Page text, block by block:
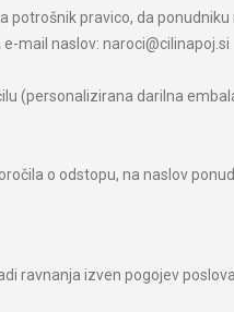
pravico, da
mail naslov: naroci@cilinapoj.si
(personalizirana darilna
o odstopu, na naslov
ravnanja izven pogojev